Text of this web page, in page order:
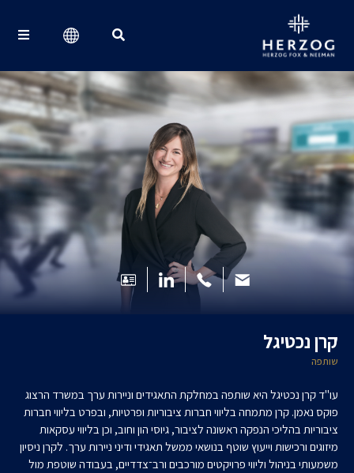
קרן נכטיגל
שותפה
עו"ד קרן נכטיגל היא שותפה במחלקת התאגידים וניירות ערך במשרד הרצוג
פוקס נאמן. קרן מתמחה בליווי חברות ציבוריות ופרטיות, ובפרט בליווי חברות
ציבוריות בהליכי הנפקה ראשונה לציבור, גיוסי הון וחוב, וכן בליווי עסקאות
מיזוגים ורכישות וייעוץ שוטף בנושאי ממשל תאגידי ודיני ניירות ערך. לקרן ניסיון
משמעותי בניהול וליווי פרויקטים מורכבים ורב־צדדיים, בעבודה שוטפת מול